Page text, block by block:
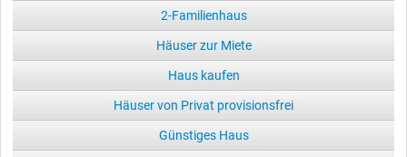
2-Familienhaus
Häuser zur Miete
Haus kaufen
Häuser von Privat provisionsfrei
Günstiges Haus